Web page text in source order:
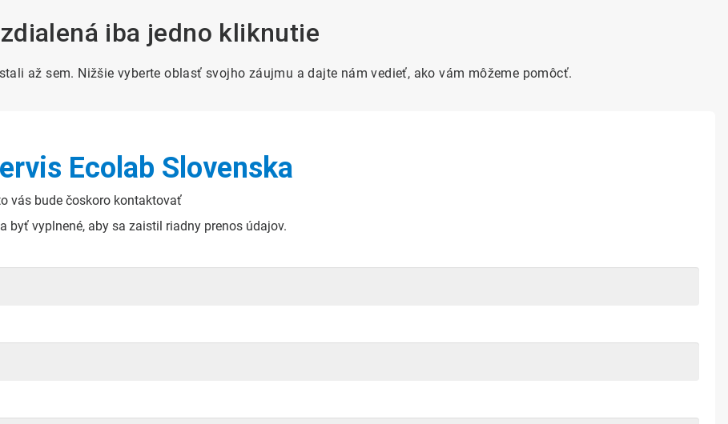
iba jedno kliknutie
až sem. Nižšie vyberte oblasť svojho záujmu a dajte nám vedieť, ako vám môžeme pomôcť.
Ecolab Slovenska
vás bude čoskoro kontaktovať
byť vyplnené, aby sa zaistil riadny prenos údajov.